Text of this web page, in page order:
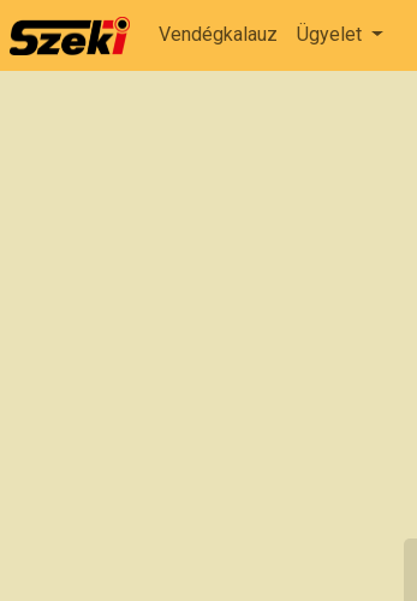
Vendégkalauz Ügyelet